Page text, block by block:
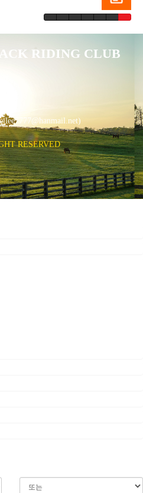
RIDING CLUB
RESERVED